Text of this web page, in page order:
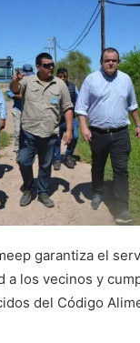
garantiza el
a los vecinos y
del Código